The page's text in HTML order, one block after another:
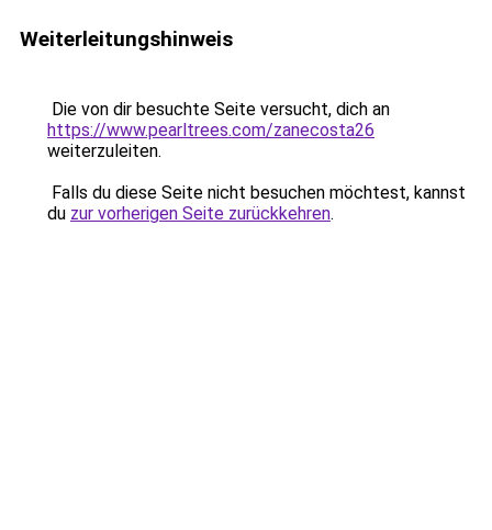
Weiterleitungshinweis
Die von dir besuchte Seite versucht, dich an
https://www.pearltrees.com/zanecosta26
weiterzuleiten.
Falls du diese Seite nicht besuchen möchtest, kannst
du zur vorherigen Seite zurückkehren.